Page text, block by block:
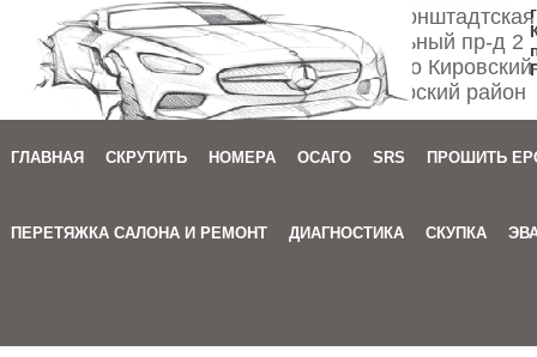
Спб ул.
Мебельный пр-д 2
м. Автово
Приморский район
ГЛАВНАЯ СКРУТИТЬ НОМЕРА ОСАГО SRS ПРОШИТЬ
ПЕРЕТЯЖКА САЛОНА И РЕМОНТ ДИАГНОСТИКА СКУПКА